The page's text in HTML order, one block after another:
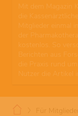
Mit dem Magazin
die
Mitglieder einmal
der
kostenlos. So
Berichten aus
die Praxis rund
Nutzer die Artikel
Für Mitglieder